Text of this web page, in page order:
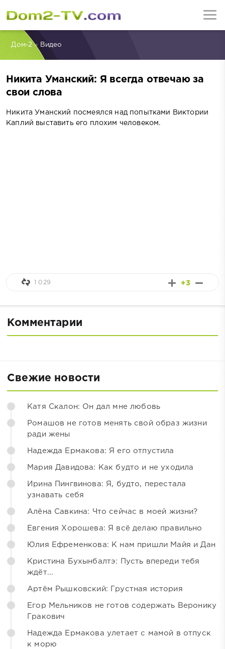
Дом-2» Видео
Никита Уманский: Я всегда отвечаю за
свои слова
Никита Уманский посмеялся над попытками Виктории
Каплий выставить его плохим человеком.
+3
1 029
Комментарии
Свежие новости
Катя Скалон: Он дал мне любовь
Ромашов не готов менять свой образ жизни
ради жены
Надежда Ермакова: Я его отпустила
Мария Давидова: Как будто и не уходила
Ирина Пингвинова: Я, будто, перестала
узнавать себя
Алёна Савкина: Что сейчас в моей жизни?
Евгения Хорошева: Я всё делаю правильно
Юлия Ефременкова: К нам пришли Майя и Дан
Кристина Бухынбалтэ: Пусть впереди тебя
ждёт...
Артём Рышковский: Грустная история
Егор Мельников не готов содержать Веронику
Гракович
Надежда Ермакова улетает с мамой в отпуск
к морю